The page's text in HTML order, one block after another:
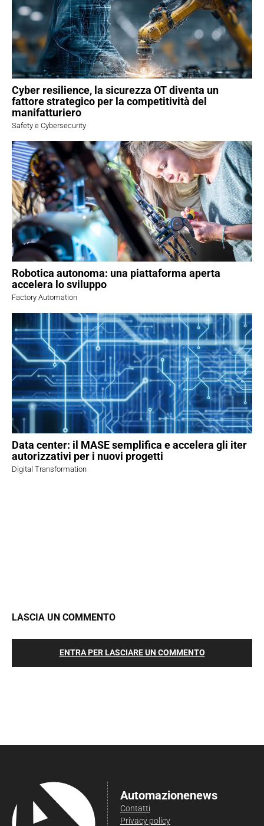
Cyber resilience, la sicurezza OT diventa un
fattore strategico per la competitività del
manifatturiero
Safety e Cybersecurity
Robotica autonoma: una piattaforma aperta
accelera lo sviluppo
Factory Automation
Data center: il MASE semplifica e accelera gli iter
autorizzativi per i nuovi progetti
Digital Transformation
LASCIA UN COMMENTO
ENTRA PER LASCIARE UN COMMENTO
Automazionenews
Contatti
Privacy policy